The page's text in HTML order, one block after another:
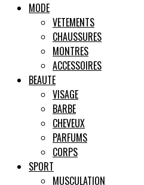
Pas si
Male
MODE
VETEMENTS
CHAUSSURES
MONTRES
ACCESSOIRES
BEAUTE
VISAGE
BARBE
CHEVEUX
PARFUMS
CORPS
SPORT
MUSCULATION